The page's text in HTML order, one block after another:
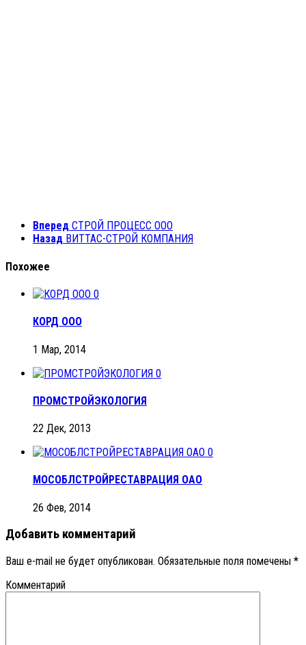
Вперед СТРОЙ ПРОЦЕСС ООО
Назад ВИТТАС-СТРОЙ КОМПАНИЯ
Похожее
0
КОРД ООО
1 Мар, 2014
0
ПРОМСТРОЙЭКОЛОГИЯ
22 Дек, 2013
0
МОСОБЛСТРОЙРЕСТАВРАЦИЯ ОАО
26 Фев, 2014
Добавить комментарий
Ваш e-mail не будет опубликован. Обязательные поля помечены *
Комментарий